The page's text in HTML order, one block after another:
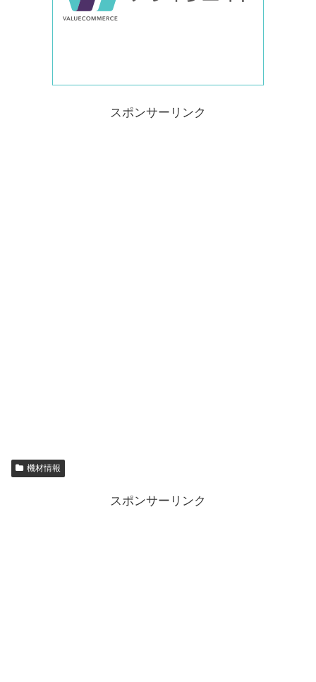
スポンサーリンク
機材情報
スポンサーリンク